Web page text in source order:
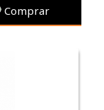
Comprar